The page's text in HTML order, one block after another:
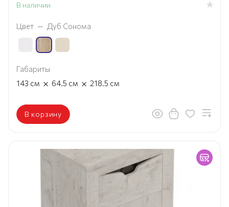
В наличии
Цвет — Дуб Сонома
Габариты
143 см × 64.5 см × 218.5 см
В корзину